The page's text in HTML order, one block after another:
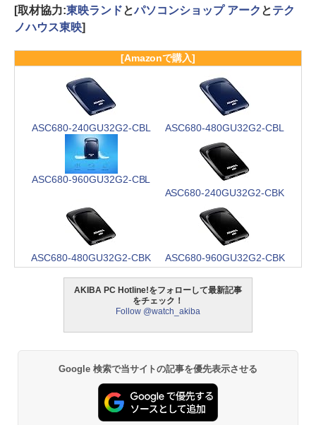
[取材協力:東映ランドとパソコンショップ アーク とテク
ノハウス東映]
[Amazonで購入]
ASC680-240GU32G2-CBL ASC680-480GU32G2-CBL
ASC680-960GU32G2-CBL
ASC680-240GU32G2-CBK
ASC680-480GU32G2-CBK ASC680-960GU32G2-CBK
AKIBA PC Hotline!をフォローして最新記事
をチェック！
Follow @watch_akiba
Google 検索で当サイトの記事を優先表示させる